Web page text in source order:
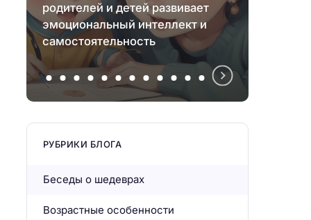
родителей и детей развивает
эмоциональный интеллект и
самостоятельность
РУБРИКИ БЛОГА
Беседы о шедеврах
Возрастные особенности